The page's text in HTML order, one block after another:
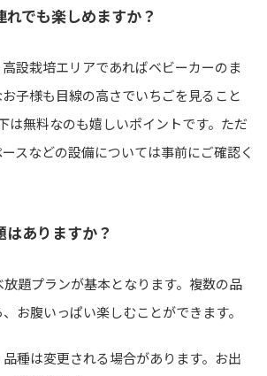
れでも楽しめますか？
設栽培エリアであればベビーカーのま
子様も目線の高さでいちごを見ること
は無料なのも嬉しいポイントです。ただ
スなどの設備については事前にご確認く
はありますか？
題プランが基本となります。複数の品
お腹いっぱい楽しむことができます。
種は変更される場合があります。お出